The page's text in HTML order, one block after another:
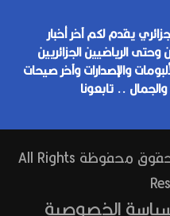
يقدم لكم آخر أخبار
وحتى الرياضيين الجزائريين
والإصدارات وآخر صيحات
.. تابعونا
© Copyright 2026, جميع الحقوق محفوظة All Rights
الخصوصية